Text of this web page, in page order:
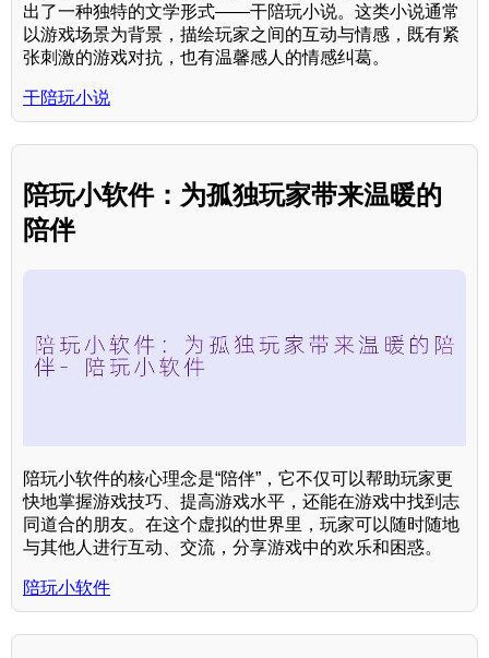
出了一种独特的文学形式——干陪玩小说。这类小说通常
以游戏场景为背景，描绘玩家之间的互动与情感，既有紧
张刺激的游戏对抗，也有温馨感人的情感纠葛。
干陪玩小说
陪玩小软件：为孤独玩家带来温暖的
陪伴
陪玩小软件的核心理念是“陪伴”，它不仅可以帮助玩家更
快地掌握游戏技巧、提高游戏水平，还能在游戏中找到志
同道合的朋友。在这个虚拟的世界里，玩家可以随时随地
与其他人进行互动、交流，分享游戏中的欢乐和困惑。
陪玩小软件